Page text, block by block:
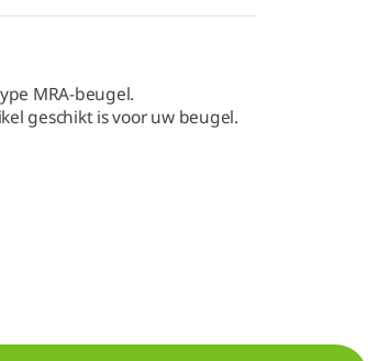
MRA-beugel.
geschikt is voor uw beugel.